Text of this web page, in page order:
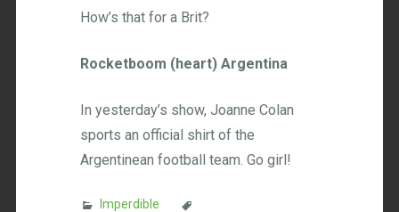
How’s that for a Brit?
Rocketboom (heart) Argentina
In yesterday’s show, Joanne Colan
sports an official shirt of the
Argentinean football team. Go girl!
Imperdible